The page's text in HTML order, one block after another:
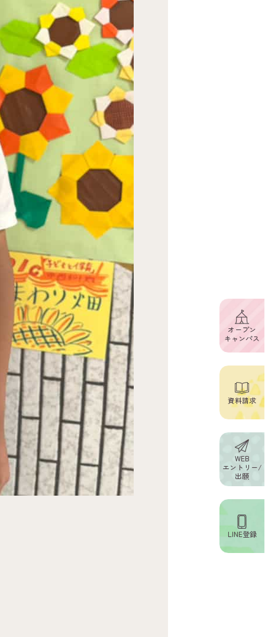
オープン
キャンパス
資料請求
WEB
エントリー/
出願
LINE登録